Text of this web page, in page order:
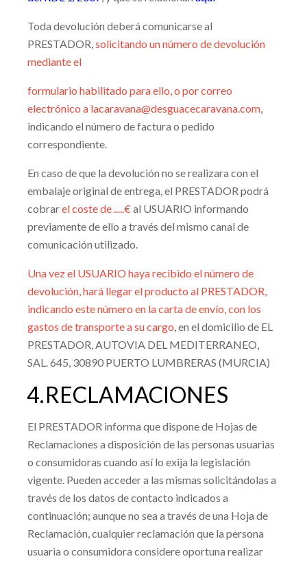
Toda devolución deberá comunicarse al
PRESTADOR, solicitando un número de devolución
mediante el
formulario habilitado para ello, o por correo
electrónico a lacaravana@desguacecaravana.com,
indicando el número de factura o pedido
correspondiente.
En caso de que la devolución no se realizara con el
embalaje original de entrega, el PRESTADOR podrá
cobrarel coste de .....€ al USUARIO informando
previamente de ello a través del mismo canal de
comunicación utilizado.
Una vez el USUARIO haya recibido el número de
devolución, hará llegar el producto al PRESTADOR,
indicando este número en la carta de envío, con los
gastos de transporte a su cargo , en el domicilio de EL
PRESTADOR, AUTOVIA DEL MEDITERRANEO,
SAL. 645 30890 PUERTO LUMBRERAS (MURCIA)
4.RECLAMACIONES
El PRESTADOR informa que dispone de Hojas de
Reclamaciones a disposición de las personas usuarias
o consumidoras cuando así lo exija la legislación
vigente. Pueden acceder a las mismas solicitándolas a
través de los datos de contacto indicados a
continuación; aunque no sea a través de una Hoja de
Reclamación, cualquier reclamación que la persona
usuaria o consumidora considere oportuna realizar